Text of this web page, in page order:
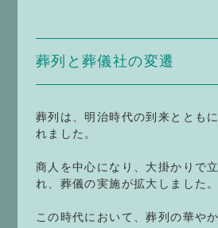
葬列と葬儀社の変遷
葬列は、明治時代の到来ととも
れました。
商人を中心になり、大掛かりで
れ、葬儀の実施が拡大しました。
この時代において、葬列の華や